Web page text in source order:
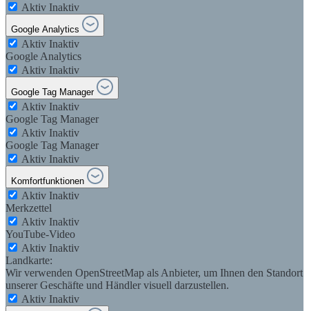
Aktiv Inaktiv
Google Analytics
Aktiv Inaktiv
Google Analytics
Aktiv Inaktiv
Google Tag Manager
Aktiv Inaktiv
Google Tag Manager
Aktiv Inaktiv
Google Tag Manager
Aktiv Inaktiv
Komfortfunktionen
Aktiv Inaktiv
Merkzettel
Aktiv Inaktiv
YouTube-Video
Aktiv Inaktiv
Landkarte:
Wir verwenden OpenStreetMap als Anbieter, um Ihnen den Standort
unserer Geschäfte und Händler visuell darzustellen.
Aktiv Inaktiv